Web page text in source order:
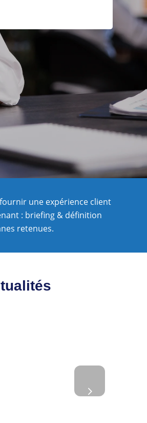
une expérience client
: briefing & définition
retenues.